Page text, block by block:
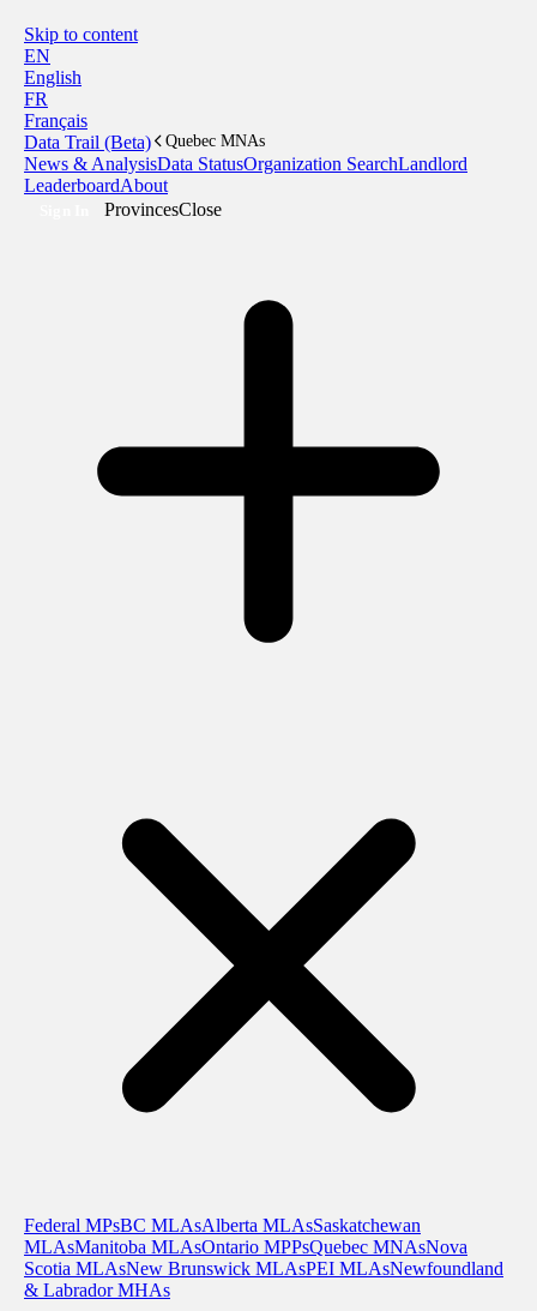
Skip to content
EN
English
FR
Français
Data Trail (Beta)
Quebec MNAs
News & AnalysisData StatusOrganization SearchLandlord
LeaderboardAbout
ProvincesClose
Federal MPsBC MLAsAlberta MLAsSaskatchewan
MLAsManitoba MLAsOntario MPPsQuebec MNAsNova
Scotia MLAsNew Brunswick MLAsPEI MLAsNewfoundland
& Labrador MHAs